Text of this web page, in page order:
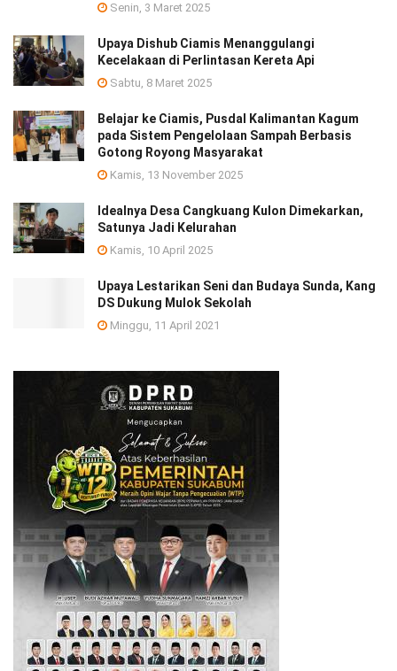
Senin, 3 Maret 2025
Upaya Dishub Ciamis Menanggulangi
Kecelakaan di Perlintasan Kereta Api
Sabtu, 8 Maret 2025
Belajar ke Ciamis, Pusdal Kalimantan Kagum
pada Sistem Pengelolaan Sampah Berbasis
Gotong Royong Masyarakat
Kamis, 13 November 2025
Idealnya Desa Cangkuang Kulon Dimekarkan,
Satunya Jadi Kelurahan
Kamis, 10 April 2025
Upaya Lestarikan Seni dan Budaya Sunda, Kang
DS Dukung Mulok Sekolah
Minggu, 11 April 2021